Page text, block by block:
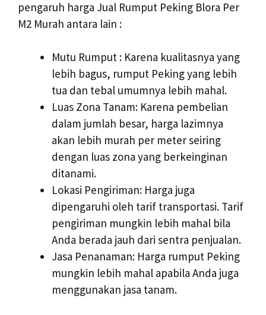
pengaruh harga Jual Rumput Peking Blora Per
M2 Murah antara lain :
Mutu Rumput : Karena kualitasnya yang
lebih bagus, rumput Peking yang lebih
tua dan tebal umumnya lebih mahal.
Luas Zona Tanam: Karena pembelian
dalam jumlah besar, harga lazimnya
akan lebih murah per meter seiring
dengan luas zona yang berkeinginan
ditanami.
Lokasi Pengiriman: Harga juga
dipengaruhi oleh tarif transportasi. Tarif
pengiriman mungkin lebih mahal bila
Anda berada jauh dari sentra penjualan.
Jasa Penanaman: Harga rumput Peking
mungkin lebih mahal apabila Anda juga
menggunakan jasa tanam.